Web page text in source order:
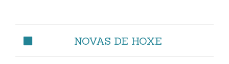
NOVAS DE HOXE